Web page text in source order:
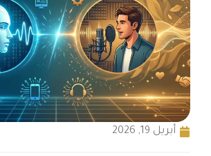
أبريل 19, 2026